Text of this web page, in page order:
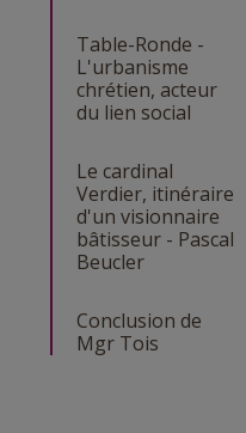
Table-Ronde -
L'urbanisme
chrétien, acteur
du lien social
Le cardinal
Verdier, itinéraire
d'un visionnaire
bâtisseur - Pascal
Beucler
Conclusion de
Mgr Tois